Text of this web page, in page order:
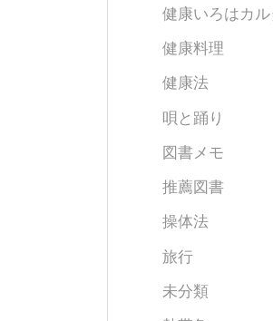
健康いろはカル
健康料理
健康法
唄と踊り
図書メモ
推薦図書
操体法
旅行
未分類